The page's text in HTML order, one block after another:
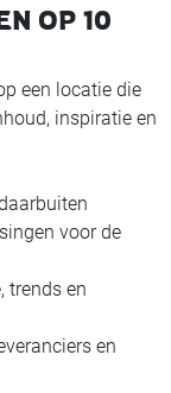
OP 10
een locatie die
inspiratie en
voor de
trends en
en